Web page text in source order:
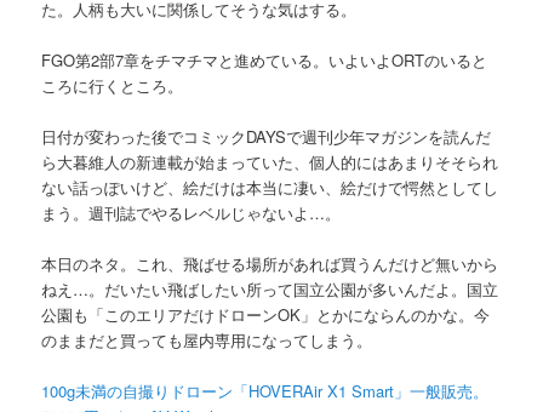
た。人柄も大いに関係してそうな気はする。
FGO第2部7章をチマチマと進めている。いよいよORTのいると
ころに行くところ。
日付が変わった後でコミックDAYSで週刊少年マガジンを読んだ
ら大暮維人の新連載が始まっていた、個人的にはあまりそそられ
ない話っぽいけど、絵だけは本当に凄い、絵だけで愕然としてし
まう。週刊誌でやるレベルじゃないよ…。
本日のネタ。これ、飛ばせる場所があれば買うんだけど無いから
ねえ…。だいたい飛ばしたい所って国立公園が多いんだよ。国立
公園も「このエリアだけドローンOK」とかにならんのかな。今
のままだと買っても屋内専用になってしまう。
100g未満の自撮りドローン「HOVERAir X1 Smart」一般販売。